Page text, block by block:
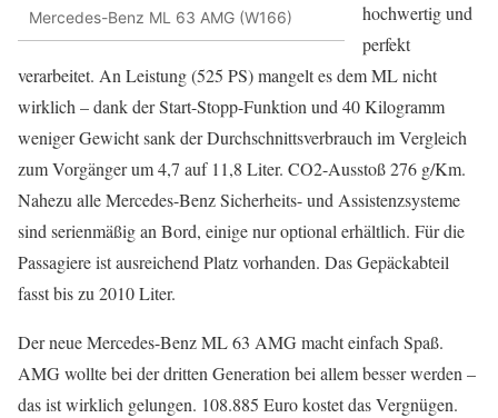
Mercedes-Benz ML 63 AMG (W166)
hochwertig und
perfekt
verarbeitet. An Leistung (525 PS) mangelt es dem ML nicht
wirklich – dank der Start-Stopp-Funktion und 40 Kilogramm
weniger Gewicht sank der Durchschnittsverbrauch im Vergleich
zum Vorgänger um 4,7 auf 11,8 Liter. CO2-Ausstoß 276 g/Km.
Nahezu alle Mercedes-Benz Sicherheits- und Assistenzsysteme
sind serienmäßig an Bord, einige nur optional erhältlich. Für die
Passagiere ist ausreichend Platz vorhanden. Das Gepäckabteil
fasst bis zu 2010 Liter.
Der neue Mercedes-Benz ML 63 AMG macht einfach Spaß.
AMG wollte bei der dritten Generation bei allem besser werden –
das ist wirklich gelungen. 108.885 Euro kostet das Vergnügen.